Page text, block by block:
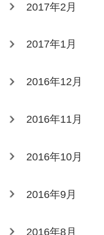
2017年2月
2017年1月
2016年12月
2016年11月
2016年10月
2016年9月
2016年8月